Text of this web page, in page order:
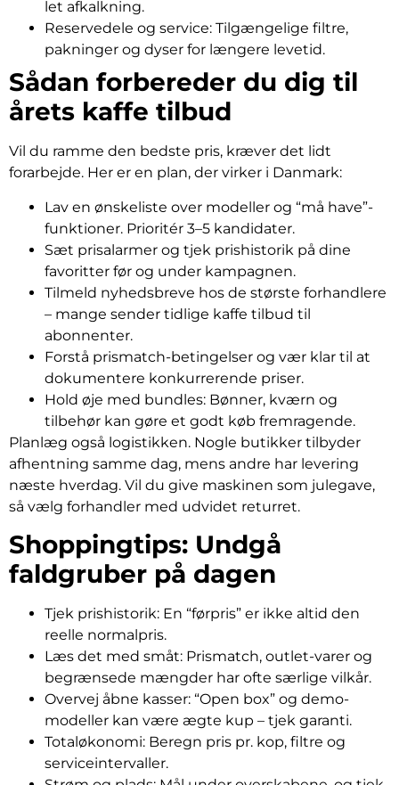
let afkalkning.
Reservedele og service: Tilgængelige filtre,
pakninger og dyser for længere levetid.
Sådan forbereder du dig til
årets kaffe tilbud
Vil du ramme den bedste pris, kræver det lidt
forarbejde. Her er en plan, der virker i Danmark:
Lav en ønskeliste over modeller og “må have”-
funktioner. Prioritér 3–5 kandidater.
Sæt prisalarmer og tjek prishistorik på dine
favoritter før og under kampagnen.
Tilmeld nyhedsbreve hos de største forhandlere
– mange sender tidlige kaffe tilbud til
abonnenter.
Forstå prismatch-betingelser og vær klar til at
dokumentere konkurrerende priser.
Hold øje med bundles: Bønner, kværn og
tilbehør kan gøre et godt køb fremragende.
Planlæg også logistikken. Nogle butikker tilbyder
afhentning samme dag, mens andre har levering
næste hverdag. Vil du give maskinen som julegave,
så vælg forhandler med udvidet returret.
Shoppingtips: Undgå
faldgruber på dagen
Tjek prishistorik: En “førpris” er ikke altid den
reelle normalpris.
Læs det med småt: Prismatch, outlet-varer og
begrænsede mængder har ofte særlige vilkår.
Overvej åbne kasser: “Open box” og demo-
modeller kan være ægte kup – tjek garanti.
Totaløkonomi: Beregn pris pr. kop, filtre og
serviceintervaller.